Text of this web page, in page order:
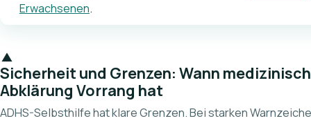
Erwachsenen.
Sicherheit und Grenzen: Wann
Abklärung Vorrang hat
ADHS-Selbsthilfe hat klare Grenzen. Bei starken